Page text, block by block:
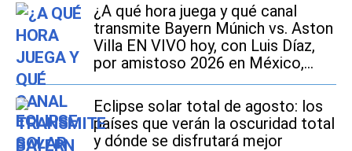
¿A qué hora juega y qué canal
transmite Bayern Múnich vs. Aston
Villa EN VIVO hoy, con Luis Díaz,
por amistoso 2026 en México,
Estados Unidos y España?
Eclipse solar total de agosto: los
países que verán la oscuridad total
y dónde se disfrutará mejor